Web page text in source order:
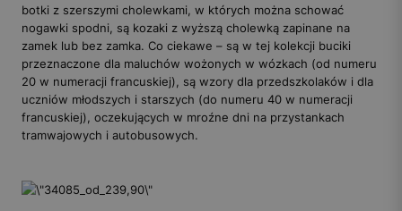
botki z szerszymi cholewkami, w których można schować
nogawki spodni, są kozaki z wyższą cholewką zapinane na
zamek lub bez zamka. Co ciekawe – są w tej kolekcji buciki
przeznaczone dla maluchów wożonych w wózkach (od numeru
20 w numeracji francuskiej), są wzory dla przedszkolaków i dla
uczniów młodszych i starszych (do numeru 40 w numeracji
francuskiej), oczekujących w mroźne dni na przystankach
tramwajowych i autobusowych.